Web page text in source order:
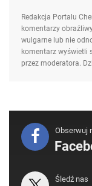
Redakcja Portalu
komentarzy
wulgarne lub nie
komentarz wyświetli
przez moderatora.
Obserwuj
Śledź nas